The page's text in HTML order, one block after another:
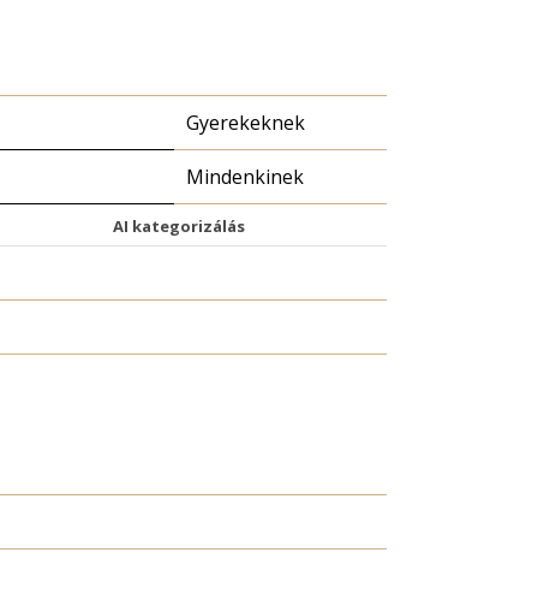
Gyerekeknek
Mindenkinek
AI kategorizálás